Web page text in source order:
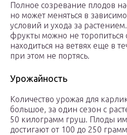
Полное созревание плодов
но может меняться в
условий и ухода за
фрукты можно не торопиться
находиться на ветвях еще в
при этом не портясь.
Урожайность
Количество урожая для
большое, за один сезон с
50 килограмм груш. Плоды
достигают от 100 до 250